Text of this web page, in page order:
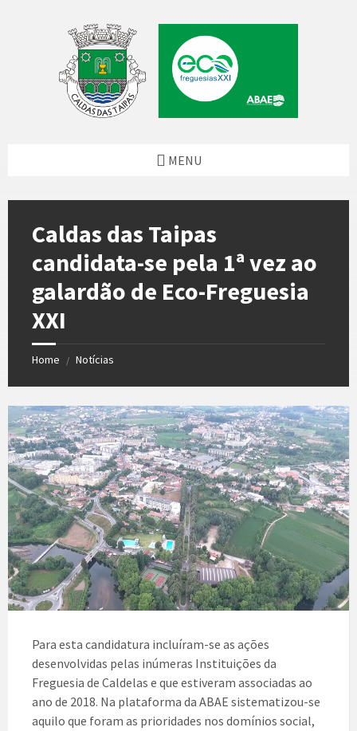
MENU
Caldas das Taipas
candidata-se pela 1ª vez ao
galardão de Eco-Freguesia
XXI
Home / Notícias
Para esta candidatura incluíram-se as ações
desenvolvidas pelas inúmeras Instituições da
Freguesia de Caldelas e que estiveram associadas ao
ano de 2018. Na plataforma da ABAE sistematizou-se
aquilo que foram as prioridades nos domínios social,